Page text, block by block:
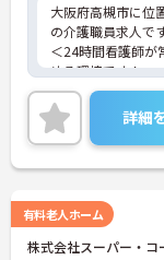
大阪府高槻市に位
の介護職員求人です
＜24時間看護師が
める環境です！
＜夜勤専従＞日中
すすめです。
＜資格を活かす＞
と生活していける
ご興味のある方に
詳細
有料老人ホーム
株式会社スーパー・コ